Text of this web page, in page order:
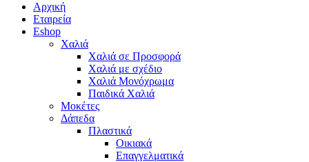
Αρχική
Εταιρεία
Eshop
Χαλιά
Χαλιά σε Προσφορά
Χαλιά με σχέδιο
Χαλιά Μονόχρωμα
Παιδικά Χαλιά
Μοκέτες
Δάπεδα
Πλαστικά
Οικιακά
Επαγγελματικά